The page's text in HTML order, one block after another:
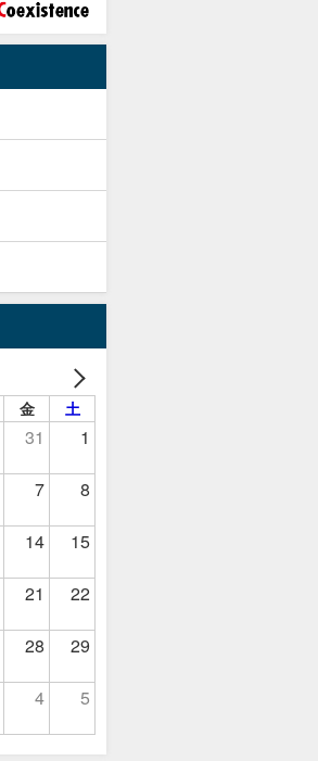
金 土
31 1
7 8
14 15
21 22
28 29
4 5